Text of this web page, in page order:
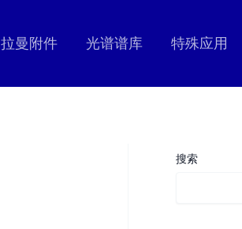
拉曼附件 光谱谱库 特殊应用
搜索